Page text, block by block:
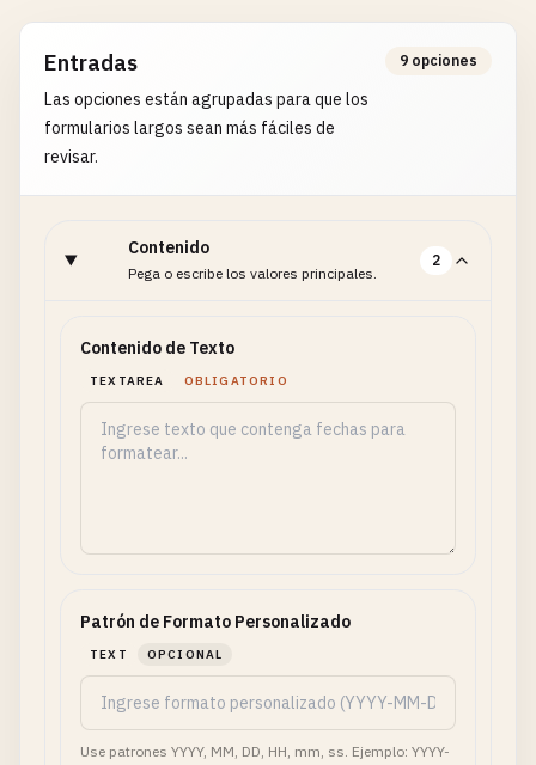
Entradas
Las opciones están agrupadas para que los
formularios largos sean más fáciles de
revisar.
9 opciones
Contenido
Pega o escribe los valores principales.
2
Contenido de Texto
TEXTAREA OBLIGATORIO
Patrón de Formato Personalizado
TEXT OPCIONAL
Use patrones YYYY, MM, DD, HH, mm, ss. Ejemplo: YYYY-